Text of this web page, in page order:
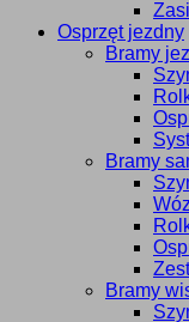
Osprzęt jezdny
Bramy
Bramy
Bramy